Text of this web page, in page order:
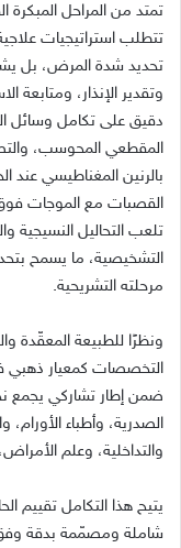
تمتد من المراحل المبكرة
تتطلب استراتيجيات
تحديد شدة المرض، بل
وتقدير الإنذار،
دقيق على تكامل وسائل
المقطعي المحوسب،
بالرنين المغناطيسي عند
القصبات مع الموجات فوق
تلعب التحاليل النسيجية
التشخيصية، ما يسمح
مرحلته التشريحية.
ونظرًا للطبيعة المعقّدة
التخصصات كمعيار ذهبي
ضمن إطار تشاركي يجمع
الصدرية، وأطباء
والتداخلية، وعلم
يتيح هذا التكامل تقييم
شاملة ومصمّمة بدقة